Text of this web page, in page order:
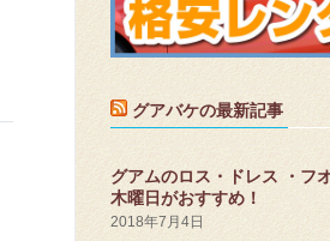
グアバケの最新記事
グアムのロス・ドレス ・フ
木曜日がおすすめ！
2018年7月4日